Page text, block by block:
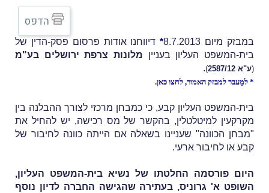
במבזק מיום 8.7.2013 *דיווחנו אודות פרסום פסק-הדין של
בית-המשפט העליון בעניין מלונות צרפת ירושלים בע"מ
(ע"א 2587/12 )
.
* למַעבר למבזק האמור, לחצו כאן.
בית-המשפט העליון קבע, כי כמבחן מרכזי לצורך ההבלנה בין
מקרקעין למיטלטלין, בהקשר של מס רכישה, יש להחיל את
"מבחן הכוונה" שעניינו בשאלה אם הייתה כוונה לחיבור של
קבע או לחיבור ארעי.
היום פורסמה החלטתו של נשיא בית-המשפט העליון,
השופט א' גרוניס, בעתירה שהגישה החברה לדיון נוסף